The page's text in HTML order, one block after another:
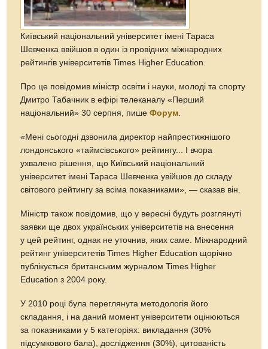
Київський національний університет імені Тараса
Шевченка ввійшов в один із провідних міжнародних
рейтингів університетів Times Higher Education.
Про це повідомив міністр освіти і науки, молоді та спорту
Дмитро Табачник в ефірі телеканалу «Перший
національний» 30 серпня, пишеФорум
«Мені сьогодні дзвонила директор найпрестижнішого
лондонського «таймсівського» рейтингу... І вчора
ухвалено рішення, що Київський національний
університет імені Тараса Шевченка увійшов до складу
світового рейтингу за всіма показниками», — сказав він.
Міністр також повідомив, що у вересні будуть розглянуті
заявки ще двох українських університетів на внесення
у цей рейтинг, однак не уточнив, яких саме. Міжнародний
рейтинг університетів Times Higher Education щорічно
публікується британським журналом Times Higher
Education з 2004 року.
У 2010 році була переглянута методологія його
складання, і на даний момент університети оцінюються
за показниками у 5 категоріях: викладання (30%
підсумкового бала), дослідження (30%), цитованість